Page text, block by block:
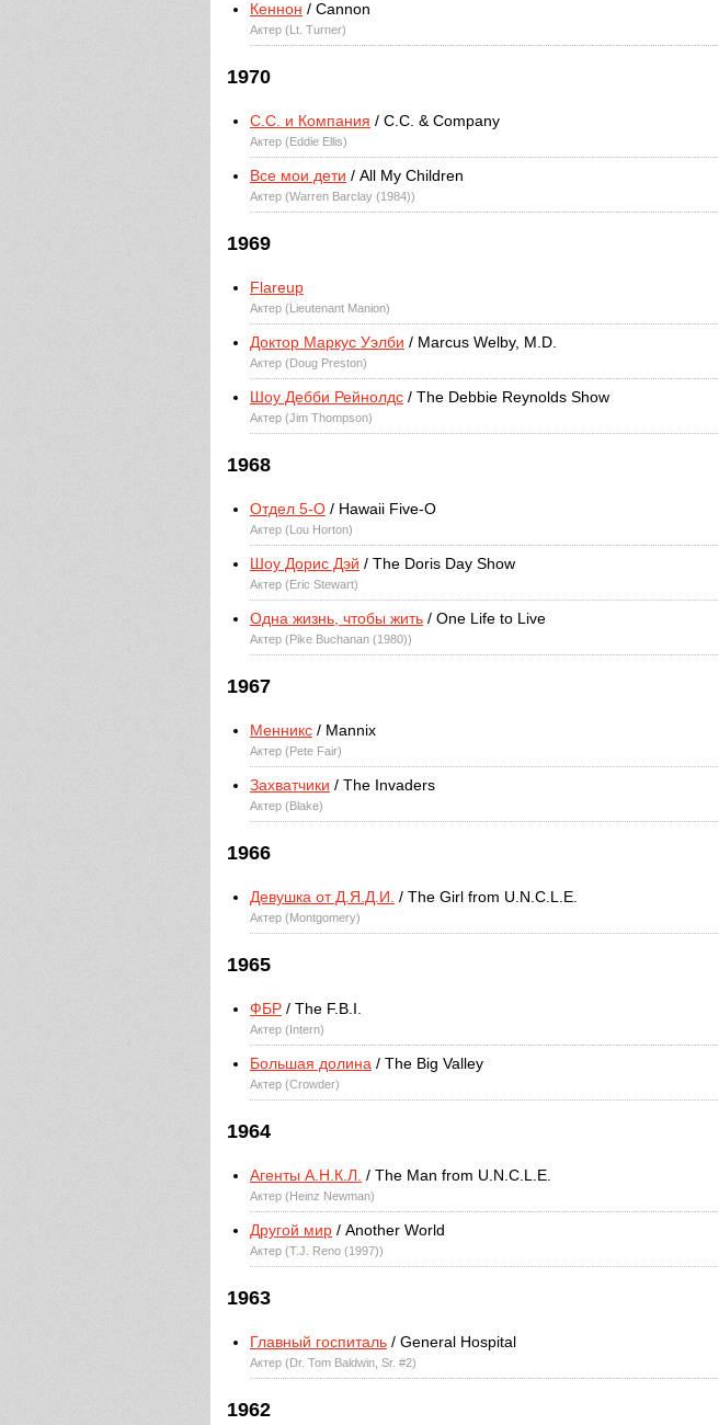
Кеннон / Cannon
Актер (Lt. Turner)
1970
С.С. и Компания / C.C. & Company
Актер (Eddie Ellis)
Все мои дети / All My Children
Актер (Warren Barclay (1984))
1969
Flareup
Актер (Lieutenant Manion)
Доктор Маркус Уэлби / Marcus Welby, M.D.
Актер (Doug Preston)
Шоу Дебби Рейнолдс / The Debbie Reynolds Show
Актер (Jim Thompson)
1968
Отдел 5-O / Hawaii Five-O
Актер (Lou Horton)
Шоу Дорис Дэй / The Doris Day Show
Актер (Eric Stewart)
Одна жизнь, чтобы жить / One Life to Live
Актер (Pike Buchanan (1980))
1967
Менникс / Mannix
Актер (Pete Fair)
Захватчики / The Invaders
Актер (Blake)
1966
Девушка от Д.Я.Д.И. / The Girl from U.N.C.L.E.
Актер (Montgomery)
1965
ФБР / The F.B.I.
Актер (Intern)
Большая долина / The Big Valley
Актер (Crowder)
1964
Агенты А.Н.К.Л. / The Man from U.N.C.L.E.
Актер (Heinz Newman)
Другой мир / Another World
Актер (T.J. Reno (1997))
1963
Главный госпиталь / General Hospital
Актер (Dr. Tom Baldwin, Sr. #2)
1962